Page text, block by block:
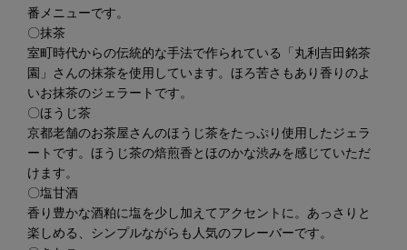
番メニューです。
〇抹茶
室町時代からの伝統的な手法で作られている「丸利吉田銘茶
園」さんの抹茶を使用しています。ほろ苦さもあり香りのよ
いお抹茶のジェラートです。
〇ほうじ茶
京都老舗のお茶屋さんのほうじ茶をたっぷり使用したジェラ
ートです。ほうじ茶の焙煎香とほのかな渋みを感じていただ
けます。
〇塩甘酒
香り豊かな酒粕に塩を少し加えてアクセントに。あっさりと
楽しめる、シンプルながらも人気のフレーバーです。